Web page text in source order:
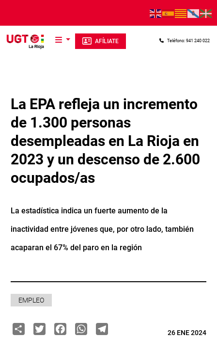
AFÍLIATE Teléfono: 941 240 022
La EPA refleja un incremento
de 1.300 personas
desempleadas en La Rioja en
2023 y un descenso de 2.600
ocupados/as
La estadística indica un fuerte aumento de la
inactividad entre jóvenes que, por otro lado, también
acaparan el 67% del paro en la región
EMPLEO
ShareTwitterFacebook
WhatsApp
Telegram26 ENE 2024